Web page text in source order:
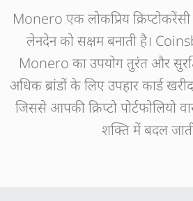
Monero एक लोकप्रिय
लेनदेन को सक्षम बनाती है।
Monero का उपयोग तुरंत और
अधिक ब्रांडों के लिए उपहार कार्ड
जिससे आपकी क्रिप्टो पोर्टफोलियो
शक्ति में बदल